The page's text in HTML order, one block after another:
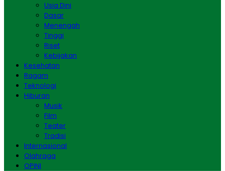
Usia Dini
Dasar
Menengah
Tinggi
Riset
Kebijakan
Kesehatan
Ragam
Teknologi
Hiburan
Musik
Film
Teater
Tradisi
Internasional
Olahraga
OPINI